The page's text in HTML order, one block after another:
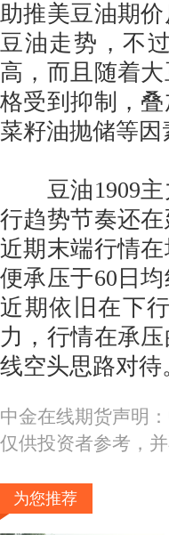
助推美豆油期
豆油走势，不
高，而且随着
格受到抑制，
菜籽油抛储等
豆油1909主
行趋势节奏还
近期末端行情
便承压于60日
近期依旧在下
力，行情在承
线空头思路对待
中金在线期货声明
仅供投资者参考，
为您推荐